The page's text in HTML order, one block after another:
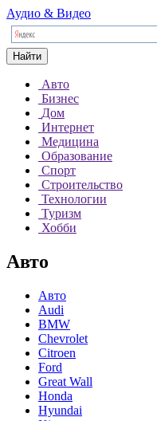
Аудио & Видео
Найти
Авто
Бизнес
Дом
Интернет
Медицина
Образование
Спорт
Строительство
Технологии
Туризм
Хобби
Авто
Авто
Audi
BMW
Chevrolet
Citroen
Ford
Great Wall
Honda
Hyundai